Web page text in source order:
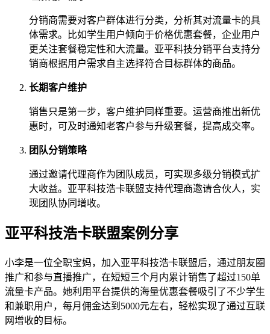
分销商需要对客户群体进行分类，分析其对流量卡的具
体需求。比如学生用户倾向于价格优惠套餐，企业用户
更关注套餐稳定性和大流量。亚平科技分销平台支持分
销商根据用户需求自主选择符合目标群体的商品。
长期客户维护
销售只是第一步，客户维护同样重要。运营商推出新优
惠时，可及时通知老客户参与升级套餐，提高成交率。
团队分销策略
通过邀请代理商作为团队成员，可实现多级分销模式扩
大收益。亚平科技浩卡联盟支持代理商邀请合伙人，实
现团队协同增收。
亚平科技浩卡联盟案例分享
小李是一位全职宝妈，加入亚平科技浩卡联盟后，通过朋友圈
推广和参与直播推广，在短短三个月内累计销售了超过150单
流量卡产品。她利用平台提供的海量优惠套餐吸引了不少学生
和兼职用户，每月佣金达到5000元左右，轻松实现了通过互联
网增收的目标。